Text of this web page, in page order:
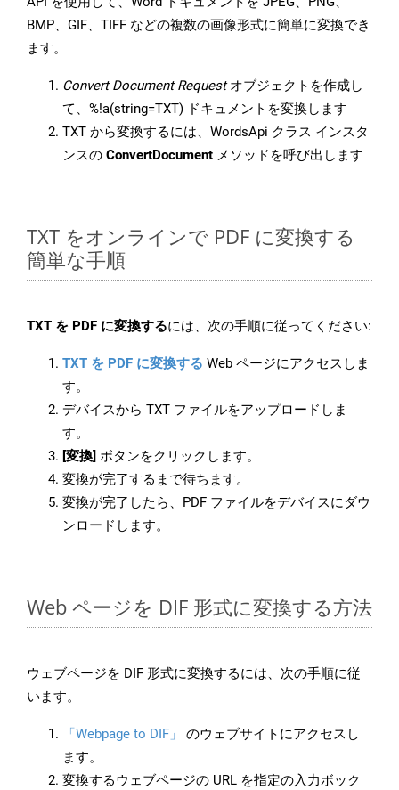
BMP、GIF、TIFF などの複数の画像形式に簡単に変換でき
ます。
Convert Document Requestオブジェクトを作成し
て、%!a(string=TXT) ドキュメントを変換します
TXT から変換するには、WordsApi クラス インスタ
ンスの ConvertDocument メソッドを呼び出します
TXT をオンラインで PDF に変換する
簡単な手順
TXT を PDF に変換するには、次の手順に従ってください:
TXT を PDF に変換する Web ページにアクセスしま
す。
デバイスから TXT ファイルをアップロードしま
す。
[変換] ボタンをクリックします。
変換が完了するまで待ちます。
変換が完了したら、PDF ファイルをデバイスにダウ
ンロードします。
Web ページを DIF 形式に変換する方法
ウェブページを DIF 形式に変換するには、次の手順に従
います。
「Webpage to DIF」
のウェブサイトにアクセスし
ます。
変換するウェブページの URL を指定の入力ボック